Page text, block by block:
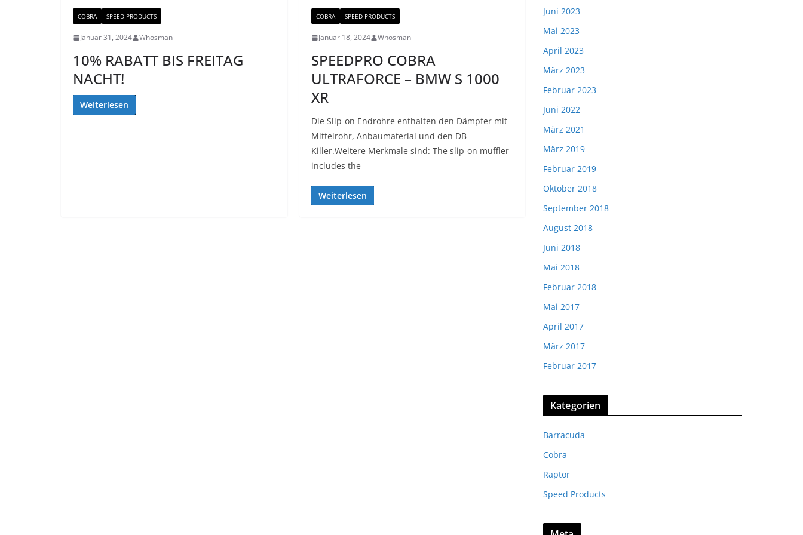
COBRA SPEED PRODUCTS
Januar 31, 2024 Whosman
10% RABATT BIS FREITAG
NACHT!
Weiterlesen
COBRA SPEED PRODUCTS
Januar 18, 2024 Whosman
SPEEDPRO COBRA
ULTRAFORCE – BMW S 1000
XR
Die Slip-on Endrohre enthalten den Dämpfer mit
Mittelrohr, Anbaumaterial und den DB
Killer.Weitere Merkmale sind: The slip-on muffler
includes the
Weiterlesen
Juni 2023
Mai 2023
April 2023
März 2023
Februar 2023
Juni 2022
März 2021
März 2019
Februar 2019
Oktober 2018
September 2018
August 2018
Juni 2018
Mai 2018
Februar 2018
Mai 2017
April 2017
März 2017
Februar 2017
Kategorien
Barracuda
Cobra
Raptor
Speed Products